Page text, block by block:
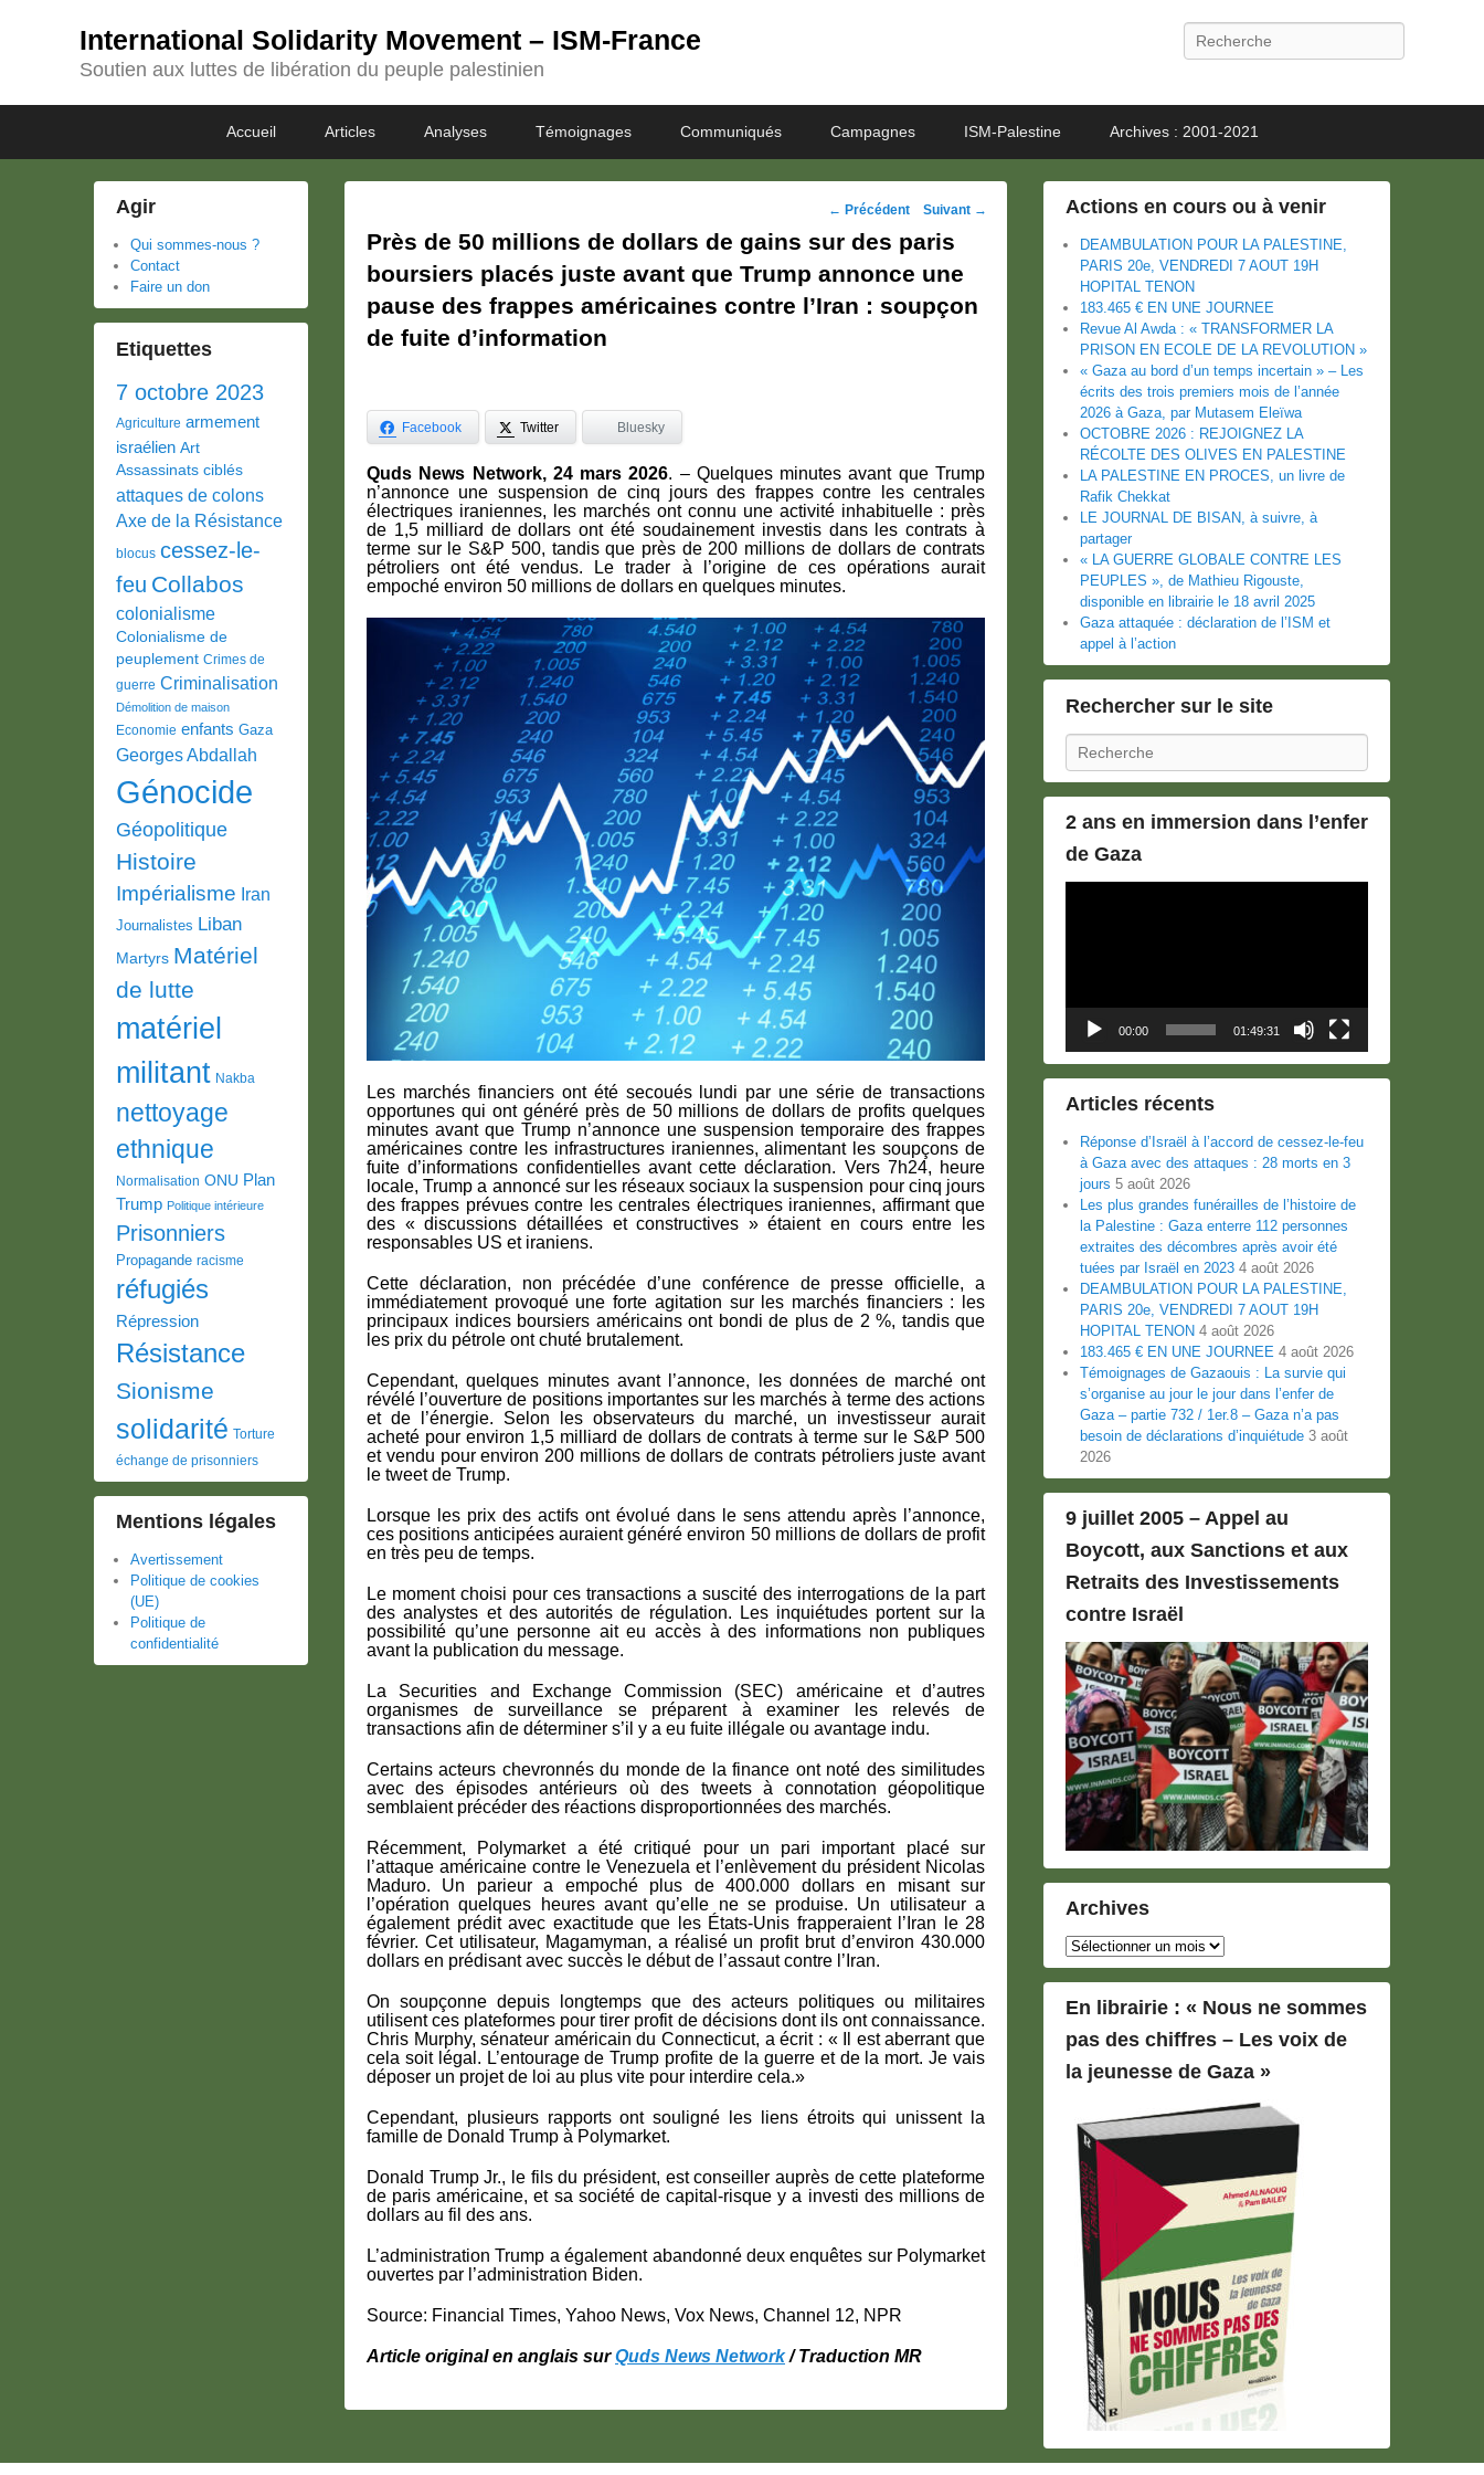
International Solidarity Movement – ISM-France
Soutien aux luttes de libération du peuple palestinien
Recherche
menu
Accueil Articles Analyses Témoignages Communiqués Campagnes ISM-Palestine Archives : 2001-2021
Navigation
des
← Précédent Suivant →
Près de 50 millions de dollars de gains sur des paris
boursiers placés juste avant que Trump annonce une
pause des frappes américaines contre l’Iran : soupçon
de fuite d’information
Facebook Twitter Bluesky
Quds News Network, 24 mars 2026. – Quelques minutes avant que Trump
n’annonce une suspension de cinq jours des frappes contre les centrales
électriques iraniennes, les marchés ont connu une activité inhabituelle : près
de 1,5 milliard de dollars ont été soudainement investis dans les contrats à
terme sur le S&P 500, tandis que près de 200 millions de dollars de contrats
pétroliers ont été vendus. Le trader à l’origine de ces opérations aurait
empoché environ 50 millions de dollars en quelques minutes.
Les marchés financiers ont été secoués lundi par une série de transactions
opportunes qui ont généré près de 50 millions de dollars de profits quelques
minutes avant que Trump n’annonce une suspension temporaire des frappes
américaines contre les infrastructures iraniennes, alimentant les soupçons de
fuite d’informations confidentielles avant cette déclaration. Vers 7h24, heure
locale, Trump a annoncé sur les réseaux sociaux la suspension pour cinq jours
des frappes prévues contre les centrales électriques iraniennes, affirmant que
des « discussions détaillées et constructives » étaient en cours entre les
responsables US et iraniens.
Cette déclaration, non précédée d’une conférence de presse officielle, a
immédiatement provoqué une forte agitation sur les marchés financiers : les
principaux indices boursiers américains ont bondi de plus de 2 %, tandis que
les prix du pétrole ont chuté brutalement.
Cependant, quelques minutes avant l’annonce, les données de marché ont
révélé l’ouverture de positions importantes sur les marchés à terme des actions
et de l’énergie. Selon les observateurs du marché, un investisseur aurait
acheté pour environ 1,5 milliard de dollars de contrats à terme sur le S&P 500
et vendu pour environ 200 millions de dollars de contrats pétroliers juste avant
le tweet de Trump.
Lorsque les prix des actifs ont évolué dans le sens attendu après l’annonce,
ces positions anticipées auraient généré environ 50 millions de dollars de profit
en très peu de temps.
Le moment choisi pour ces transactions a suscité des interrogations de la part
des analystes et des autorités de régulation. Les inquiétudes portent sur la
possibilité qu’une personne ait eu accès à des informations non publiques
avant la publication du message.
La Securities and Exchange Commission (SEC) américaine et d’autres
organismes de surveillance se préparent à examiner les relevés de
transactions afin de déterminer s’il y a eu fuite illégale ou avantage indu.
Certains acteurs chevronnés du monde de la finance ont noté des similitudes
avec des épisodes antérieurs où des tweets à connotation géopolitique
semblaient précéder des réactions disproportionnées des marchés.
Récemment, Polymarket a été critiqué pour un pari important placé sur
l’attaque américaine contre le Venezuela et l’enlèvement du président Nicolas
Maduro. Un parieur a empoché plus de 400.000 dollars en misant sur
l’opération quelques heures avant qu’elle ne se produise. Un utilisateur a
également prédit avec exactitude que les États-Unis frapperaient l’Iran le 28
février. Cet utilisateur, Magamyman, a réalisé un profit brut d’environ 430.000
dollars en prédisant avec succès le début de l’assaut contre l’Iran.
On soupçonne depuis longtemps que des acteurs politiques ou militaires
utilisent ces plateformes pour tirer profit de décisions dont ils ont connaissance.
Chris Murphy, sénateur américain du Connecticut, a écrit : « Il est aberrant que
cela soit légal. L’entourage de Trump profite de la guerre et de la mort. Je vais
déposer un projet de loi au plus vite pour interdire cela.»
Cependant, plusieurs rapports ont souligné les liens étroits qui unissent la
famille de Donald Trump à Polymarket.
Donald Trump Jr., le fils du président, est conseiller auprès de cette plateforme
de paris américaine, et sa société de capital-risque y a investi des millions de
dollars au fil des ans.
L’administration Trump a également abandonné deux enquêtes sur Polymarket
ouvertes par l’administration Biden.
Source: Financial Times, Yahoo News, Vox News, Channel 12, NPR
Article original en anglais surQuds News Network/ Traduction MR
Actions en cours ou à venir
DEAMBULATION POUR LA PALESTINE,
PARIS 20e, VENDREDI 7 AOUT 19H
HOPITAL TENON
183.465 € EN UNE JOURNEE
Revue Al Awda : « TRANSFORMER LA
PRISON EN ECOLE DE LA REVOLUTION »
« Gaza au bord d’un temps incertain » – Les
écrits des trois premiers mois de l’année
2026 à Gaza, par Mutasem Eleïwa
OCTOBRE 2026 : REJOIGNEZ LA
RÉCOLTE DES OLIVES EN PALESTINE
LA PALESTINE EN PROCES, un livre de
Rafik Chekkat
LE JOURNAL DE BISAN, à suivre, à
partager
« LA GUERRE GLOBALE CONTRE LES
PEUPLES », de Mathieu Rigouste,
disponible en librairie le 18 avril 2025
Gaza attaquée : déclaration de l’ISM et
appel à l’action
Rechercher sur le site
Recherche
2 ans en immersion dans l’enfer
de Gaza
00:00 01:49:31
Articles récents
Réponse d’Israël à l’accord de cessez-le-feu
à Gaza avec des attaques : 28 morts en 3
jours 5 août 2026
Les plus grandes funérailles de l’histoire de
la Palestine : Gaza enterre 112 personnes
extraites des décombres après avoir été
tuées par Israël en 2023 4 août 2026
DEAMBULATION POUR LA PALESTINE,
PARIS 20e, VENDREDI 7 AOUT 19H
HOPITAL TENON 4 août 2026
183.465 € EN UNE JOURNEE 4 août 2026
Témoignages de Gazaouis : La survie qui
s’organise au jour le jour dans l’enfer de
Gaza – partie 732 / 1er.8 – Gaza n’a pas
besoin de déclarations d’inquiétude 3 août
2026
9 juillet 2005 – Appel au
Boycott, aux Sanctions et aux
Retraits des Investissements
contre Israël
Archives
Archives
En librairie : « Nous ne sommes
pas des chiffres – Les voix de
la jeunesse de Gaza »
Agir
Qui sommes-nous ?
Contact
Faire un don
Etiquettes
7 octobre 2023
Agriculture armement
israélien Art
Assassinats ciblés
attaques de colons
Axe de la Résistance
blocus cessez-le-
feu Collabos
colonialisme
Colonialisme de
peuplement Crimes de
guerre Criminalisation
Démolition de maison
Economie enfants Gaza
Georges Abdallah
Génocide
Géopolitique
Histoire
Impérialisme Iran
Journalistes Liban
Martyrs Matériel
de lutte
matériel
militant Nakba
nettoyage
ethnique
Normalisation ONU Plan
Trump Politique intérieure
Prisonniers
Propagande racisme
réfugiés
Répression
Résistance
Sionisme
solidarité Torture
échange de prisonniers
Mentions légales
Avertissement
Politique de cookies
(UE)
Politique de
confidentialité